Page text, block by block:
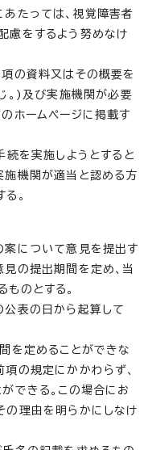
たっては、視覚障害者
慮をするよう努めなけ
の資料又はその概要を
。)及び実施機関が必要
ホームページに掲載す
を実施しようとすると
施機関が適当と認める方
。
について意見を提出す
の提出期間を定め、当
のとする。
表の日から起算して
定めることができな
の規定にかかわらず、
できる。この場合にお
の理由を明らかにしなけ